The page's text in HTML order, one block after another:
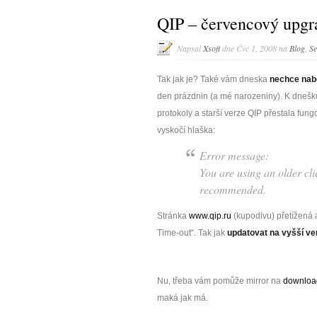
QIP – červencový
Napsal Xsoftdne Čvc 1, 2008 na Blog
Tak jak je? Také vám dneska nechce
den prázdnin (a mé narozeniny). K
protokoly a starší verze QIP přestala
vyskočí hlaška:
Error message:
You are using an older
recommended.
Stránka www.qip.ru (kupodivu) přetížená
Time-out“. Tak jak updatovat na vyšší
Nu, třeba vám pomůže mirror na
maká jak má.